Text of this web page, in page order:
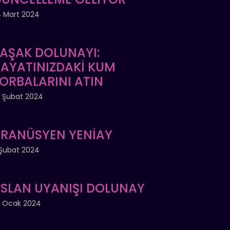
Mart 2024
DOLUNAYI:
KUM
ATIN
Şubat 2024
YENİAY
2024
UYANIŞI DOLUNAY
Ocak 2024